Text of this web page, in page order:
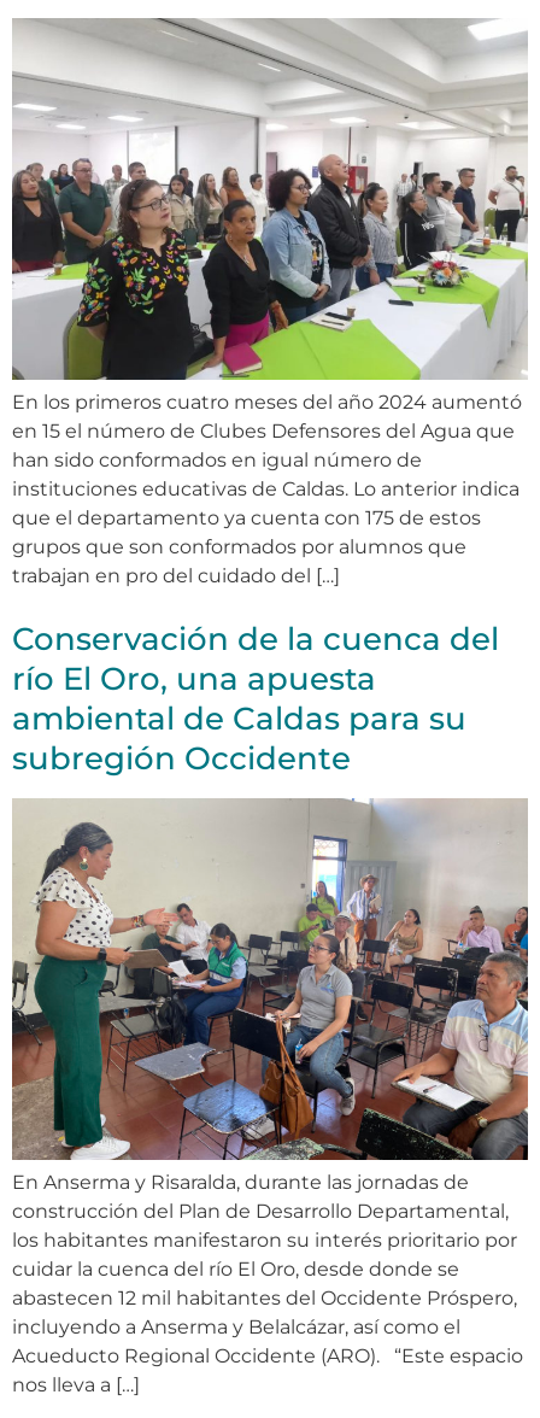
En los primeros cuatro meses del año 2024 aumentó
en 15 el número de Clubes Defensores del Agua que
han sido conformados en igual número de
instituciones educativas de Caldas. Lo anterior indica
que el departamento ya cuenta con 175 de estos
grupos que son conformados por alumnos que
trabajan en pro del cuidado del […]
Conservación de la cuenca del
río El Oro, una apuesta
ambiental de Caldas para su
subregión Occidente
En Anserma y Risaralda, durante las jornadas de
construcción del Plan de Desarrollo Departamental,
los habitantes manifestaron su interés prioritario por
cuidar la cuenca del río El Oro, desde donde se
abastecen 12 mil habitantes del Occidente Próspero,
incluyendo a Anserma y Belalcázar, así como el
Acueducto Regional Occidente (ARO). “Este espacio
nos lleva a […]